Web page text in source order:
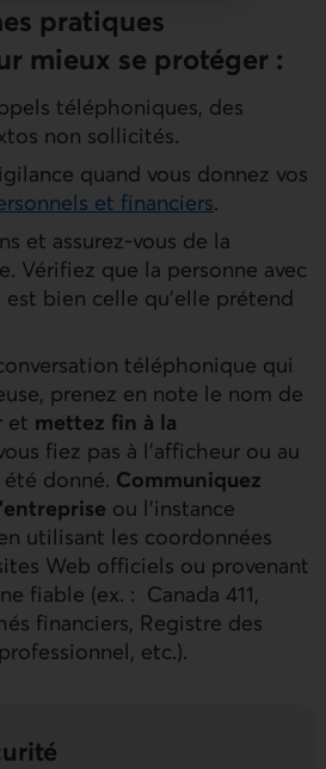
pratiques
mieux se protéger :
téléphoniques, des
non sollicités.
quand vous donnez vos
et financiers.
et assurez-vous de la
Vérifiez que la personne avec
est bien celle qu'elle prétend
téléphonique qui
prenez en note le nom de
et mettez fin à la
fiez pas à l’afficheur ou au
donné. Communiquez
ou l’instance
utilisant les coordonnées
Web officiels ou provenant
fiable (ex. : Canada 411,
financiers, Registre des
etc.).